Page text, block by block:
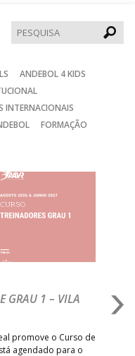
ANDEBOL 4 KIDS
INTERNACIONAIS
FORMAÇÃO
GRAU 1 – VILA
promove o Curso de
agendado para o